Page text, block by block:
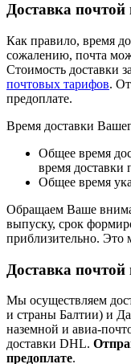
Доставка почтой
Как правило, время
сожалению, почта
Стоимость доставки
почтовых тарифов.
предоплате.
Время доставки
Общее время
время доставки
Общее время
Обращаем Ваше
выпуску, срок
приблизительно. Это
Доставка
Мы осуществляем
и страны Балтии) и
наземной и авиа-
доставки DHL.
предоплате.